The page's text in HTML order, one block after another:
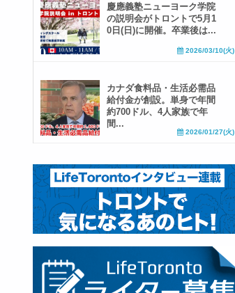
慶應義塾ニューヨーク学院
の説明会がトロントで5月1
0日(日)に開催。卒業後は...
2026/03/10(火)
カナダ食料品・生活必需品
給付金が創設。単身で年間
約700ドル、4人家族で年
間...
2026/01/27(火)